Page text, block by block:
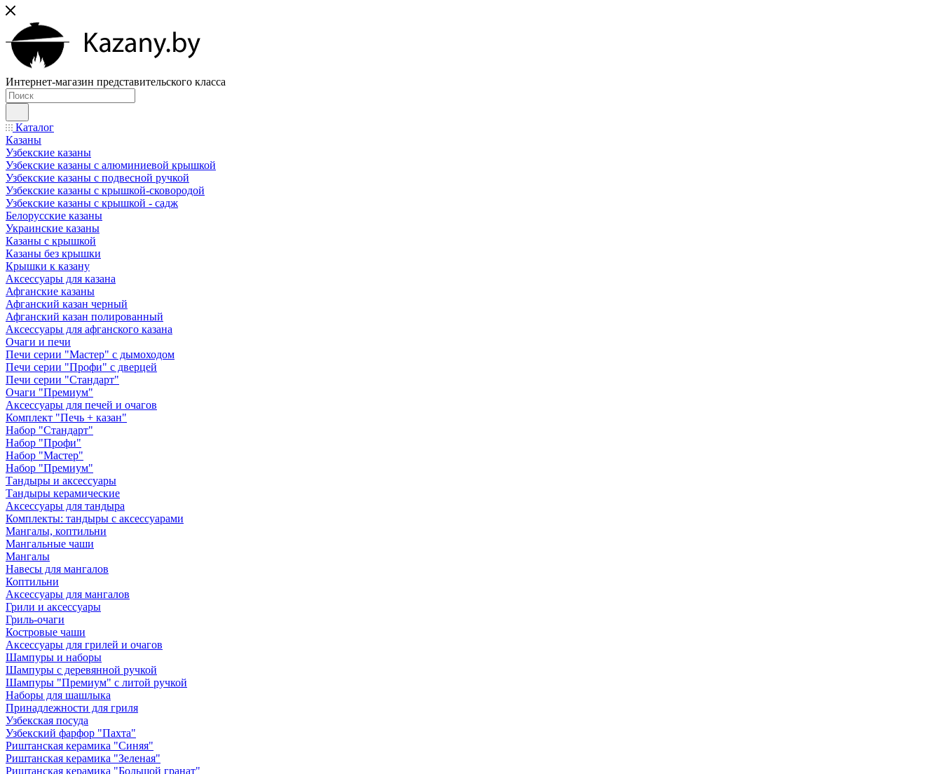
Интернет-магазин представительского класса
Каталог
Казаны
Узбекские казаны
Узбекские казаны с алюминиевой крышкой
Узбекские казаны с подвесной ручкой
Узбекские казаны с крышкой-сковородой
Узбекские казаны с крышкой - садж
Белорусские казаны
Украинские казаны
Казаны с крышкой
Казаны без крышки
Крышки к казану
Аксессуары для казана
Афганские казаны
Афганский казан черный
Афганский казан полированный
Аксессуары для афганского казана
Очаги и печи
Печи серии "Мастер" с дымоходом
Печи серии "Профи" с дверцей
Печи серии "Стандарт"
Очаги "Премиум"
Аксессуары для печей и очагов
Комплект "Печь + казан"
Набор "Стандарт"
Набор "Профи"
Набор "Мастер"
Набор "Премиум"
Тандыры и аксессуары
Тандыры керамические
Аксессуары для тандыра
Комплекты: тандыры с аксессуарами
Мангалы, коптильни
Мангальные чаши
Мангалы
Навесы для мангалов
Коптильни
Аксессуары для мангалов
Грили и аксессуары
Гриль-очаги
Костровые чаши
Аксессуары для грилей и очагов
Шампуры и наборы
Шампуры с деревянной ручкой
Шампуры "Премиум" с литой ручкой
Наборы для шашлыка
Принадлежности для гриля
Узбекская посуда
Узбекский фарфор "Пахта"
Риштанская керамика "Синяя"
Риштанская керамика "Зеленая"
Риштанская керамика "Большой гранат"